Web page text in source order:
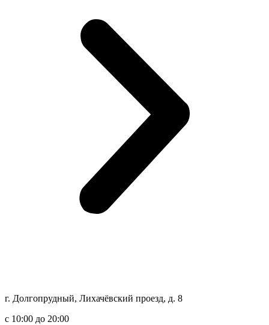
г. Долгопрудный, Лихачёвский проезд, д. 8
c 10:00 до 20:00